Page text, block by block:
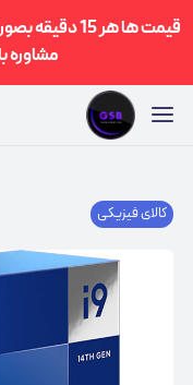
قیمت ها هر
مشاوره
کالای فیزیکی